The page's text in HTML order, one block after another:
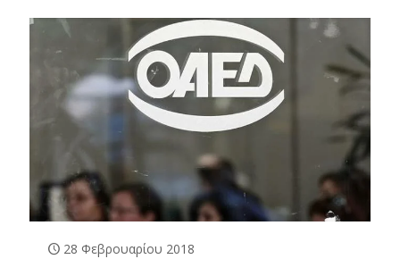
28 Φεβρουαρίου 2018